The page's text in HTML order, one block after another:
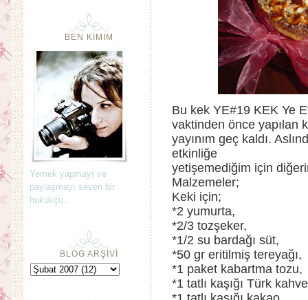
Bu kek YE#19 KEK Ye
vaktinden önce yapılan
yayınım geç kaldı.
etkinliğe
yetişemediğim için
Malzemeler;
Keki için;
*2 yumurta,
*2/3 tozşeker,
*1/2 su bardağı süt,
*50 gr eritilmiş tereyağı,
*1 paket kabartma tozu,
*1 tatlı kaşığı Türk
BEN KIMIM
Yemek yapmayı ve
paylaşmayı seven bir
hukukçu..
BLOG ARŞİVİ